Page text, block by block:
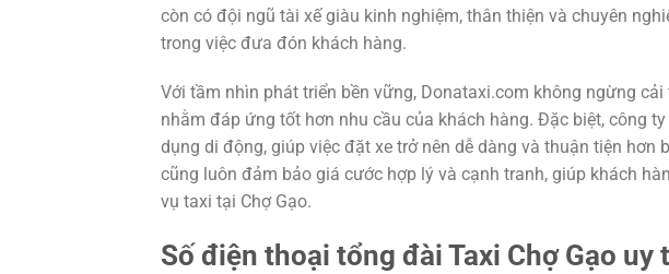
còn có đội ngũ tài xế giàu kinh nghiệm, thân thiện và chuyên
trong việc đưa đón khách hàng.
Với tầm nhìn phát triển bền vững, Donataxi.com không ngừng
nhằm đáp ứng tốt hơn nhu cầu của khách hàng. Đặc biệt, công
dụng di động, giúp việc đặt xe trở nên dễ dàng và thuận tiện hơn
cũng luôn đảm bảo giá cước hợp lý và cạnh tranh, giúp khách
vụ taxi tại Chợ Gạo.
Số điện thoại tổng đài Taxi Chợ Gạo uy